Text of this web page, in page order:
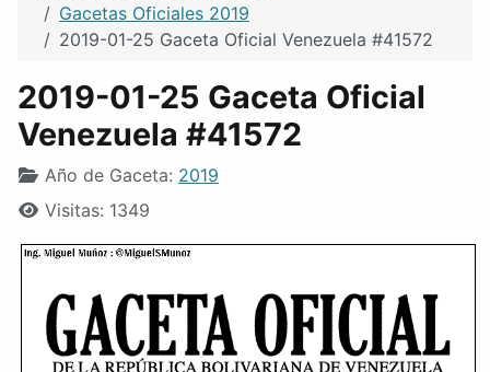
Gacetas Oficiales 2019
2019-01-25 Gaceta Oficial Venezuela #41572
2019-01-25 Gaceta Oficial
Venezuela #41572
Año de Gaceta: 2019
Visitas: 1349